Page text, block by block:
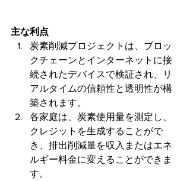
主な利点
炭素削減プロジェクトは、ブロッ
クチェーンとインターネットに接
続されたデバイスで検証され、リ
アルタイムの信頼性と透明性が構
築されます。
各家庭は、炭素使用量を測定し、
クレジットを生成することがで
き、排出削減量を収入またはエネ
ルギー料金に変えることができま
す。